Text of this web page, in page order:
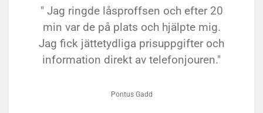
" Jag ringde låsproffsen och efter 20
min var de på plats och hjälpte mig.
Jag fick jättetydliga prisuppgifter och
information direkt av telefonjouren."
Pontus Gadd